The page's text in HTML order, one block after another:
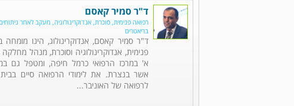
ד"ר סמיר קאסם
רפואה פנימית, סוכרת, אנדוקרינולוגיה, מעקב לאחר
בריאטרים
ד"ר סמיר קאסם, אנדוקרינולוג, הינו מומחה
פנימית, אנדוקרינולוגיה וסוכרת, מנהל מחלקה
א' במרכז הרפואי כרמל חיפה, ומטפל גם
אשר בנצרת. את לימודי הרפואה סיים
לרפואה של האוניבר...